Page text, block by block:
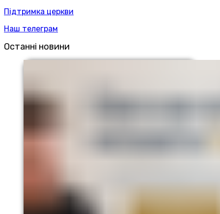
Підтримка церкви
Наш телеграм
Останні новини